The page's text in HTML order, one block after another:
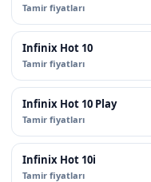
Tamir fiyatları
Infinix Hot 10
Tamir fiyatları
Infinix Hot 10 Play
Tamir fiyatları
Infinix Hot 10i
Tamir fiyatları